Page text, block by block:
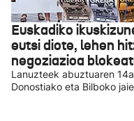
Euskadiko
eutsi diote, lehen
negoziazioa
Lanuzteek abuztuaren
Donostiako eta Bilboko